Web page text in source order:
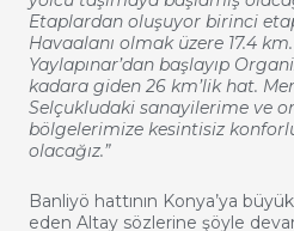
Etaplardan oluşuyor birinci
Havaalanı olmak üzere 17.4
Yaylapınar’dan başlayıp
kadara giden 26 km’lik hat.
Selçukludaki sanayilerime ve
bölgelerimize kesintisiz
olacağız.”
Banliyö hattının Konya’ya
eden Altay sözlerine şöyle